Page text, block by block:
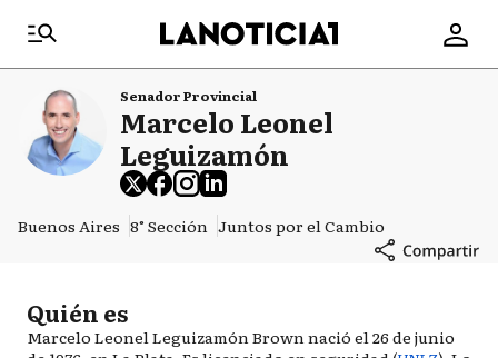
Senador Provincial
Marcelo Leonel
Leguizamón
Buenos Aires 8° Sección Juntos por el Cambio
Quién es
Marcelo Leonel Leguizamón Brown nació el 26 de junio